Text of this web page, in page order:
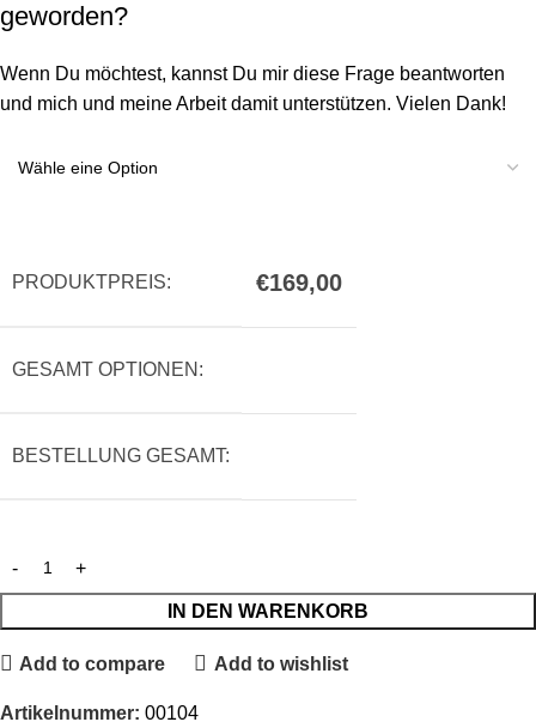
geworden?
Wenn Du möchtest, kannst Du mir diese Frage beantworten
und mich und meine Arbeit damit unterstützen. Vielen Dank!
PRODUKTPREIS: €169,00
GESAMT OPTIONEN:
BESTELLUNG GESAMT:
IN DEN WARENKORB
Add to compare Add to wishlist
Artikelnummer: 00104